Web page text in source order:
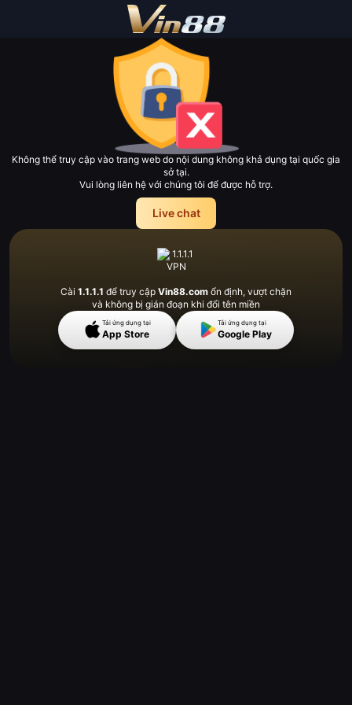
Không thể truy cập vào trang web do nội dung không khả dụng tại quốc gia
sở tại.
Vui lòng liên hệ với chúng tôi để được hỗ trợ.
Live chat
Cài 1.1.1.1 để truy cập Vin88.com ổn định, vượt chặn
và không bị gián đoạn khi đổi tên miền
Tải ứng dụng tại
App Store
Tải ứng dụng tại
Google Play